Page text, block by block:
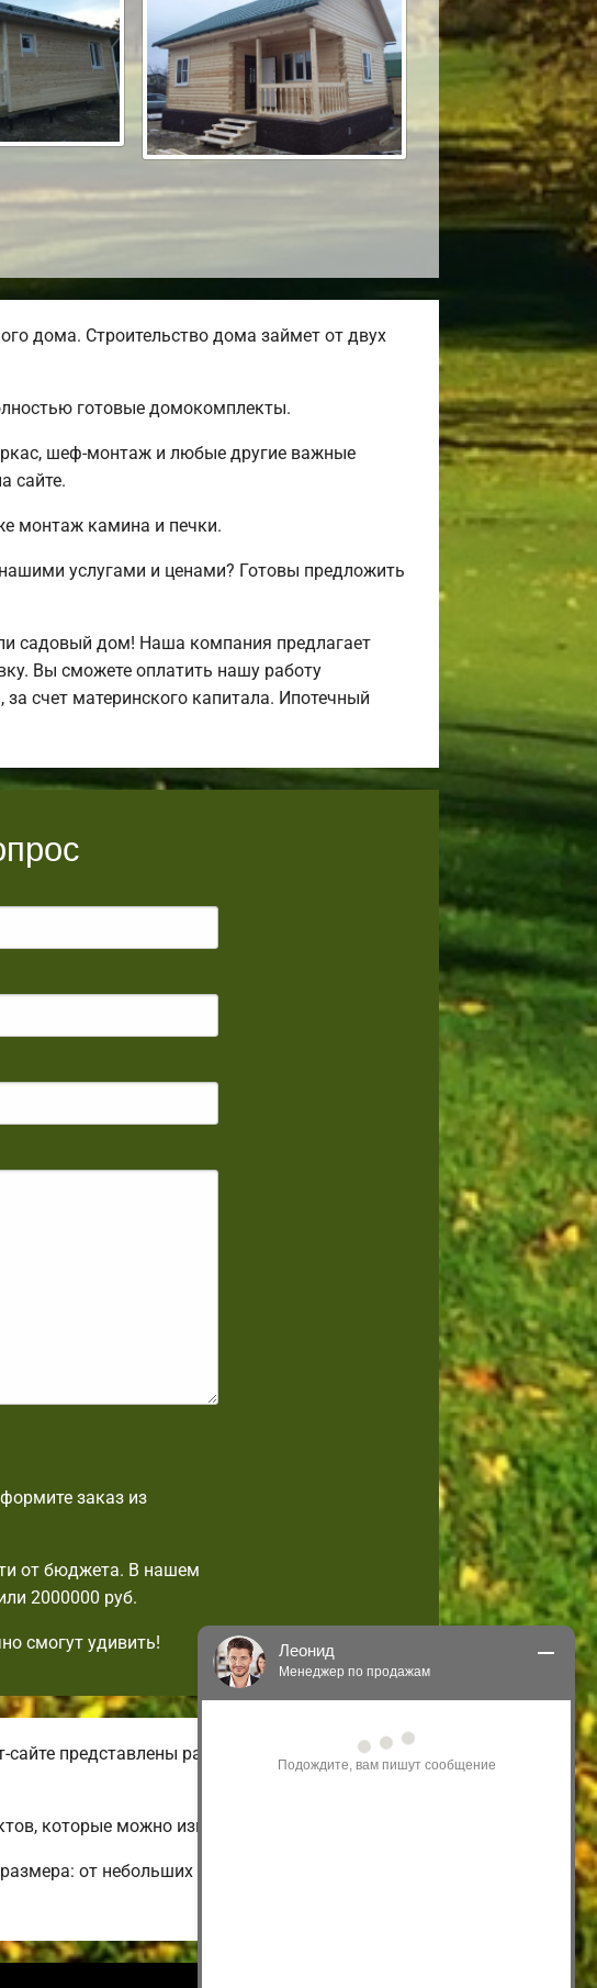
дома. Строительство дома займет от двух
готовые домокомплекты.
шеф-монтаж и любые другие важные
сайте.
монтаж камина и печки.
услугами и ценами? Готовы предложить
садовый дом! Наша компания предлагает
Вы сможете оплатить нашу работу
счет материнского капитала. Ипотечный
заказ из
от бюджета. В нашем
2000000 руб.
смогут удивить!
представлены разнообразные виды
которые можно изменить на свой вкус.
от небольших и недорогих до огромных
Леонид
Менеджер по продажам
Здравствуйте! Я могу
проконсультировать Вас по нашим
акциям и проектам.